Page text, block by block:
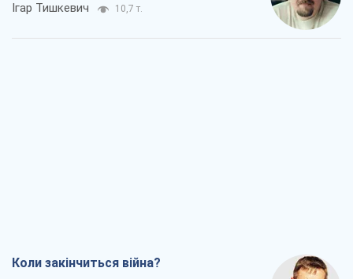
Ігар Тишкевич 10,7 т.
Коли закінчиться війна?